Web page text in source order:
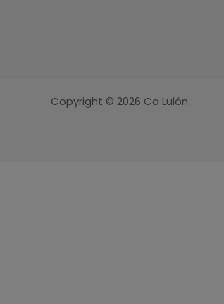
Copyright © 2026 Ca Lulón